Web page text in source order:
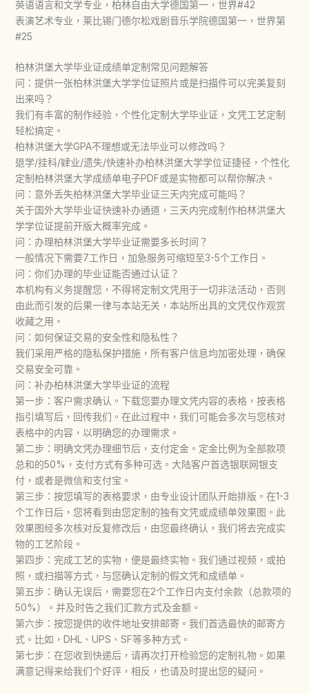
英语语言和文学专业，柏林自由大学德国第一，世界#42
表演艺术专业，莱比锡门德尔松戏剧音乐学院德国第一，世界第
#25
柏林洪堡大学毕业证成绩单定制常见问题解答
问：提供一张柏林洪堡大学学位证照片或是扫描件可以完美复刻
出来吗？
我们有丰富的制作经验，个性化定制大学毕业证，文凭工艺定制
轻松搞定。
柏林洪堡大学GPA不理想或无法毕业可以修改吗？
退学/挂科/肄业/遗失/快速补办柏林洪堡大学学位证捷径，个性化
定制柏林洪堡大学成绩单电子PDF或是实物都可以帮你解决。
问：意外丢失柏林洪堡大学毕业证三天内完成可能吗？
关于国外大学毕业证快速补办通道，三天内完成制作柏林洪堡大
学学位证提前开版大概率完成。
问：办理柏林洪堡大学毕业证需要多长时间？
一般情况下需要7工作日，加急服务可缩短至3-5个工作日。
问：你们办理的毕业证能否通过认证？
本机构有义务提醒您，不得将定制文凭用于一切非法活动，否则
由此而引发的后果一律与本站无关，本站所出具的文凭仅作观赏
收藏之用。
问：如何保证交易的安全性和隐私性？
我们采用严格的隐私保护措施，所有客户信息均加密处理，确保
交易安全可靠。
问：补办柏林洪堡大学毕业证的流程
第一步：客户需求确认。下载您要办理文凭内容的表格，按表格
指引填写后，回传我们。在此过程中，我们可能会多次与您核对
表格中的内容，以明确您的办理需求。
第二步：明确文凭办理细节后，支付定金。定金比例为全部款项
总和的50%，支付方式有多种可选。大陆客户首选银联网银支
付，或者是微信和支付宝。
第三步：按您填写的表格要求，由专业设计团队开始排版。在1-3
个工作日后，您将看到由您定制的独有文凭或成绩单效果图。此
效果图经多次核对反复修改后，由您最终确认，我们将去完成实
物的工艺阶段。
第四步：完成工艺的实物，便是最终实物。我们通过视频，或拍
照，或扫描等方式，与您确认定制的假文凭和成绩单。
第五步：确认无误后，需要您在2个工作日内支付余款（总款项的
50%）。并及时告之我们汇款方式及金额。
第六步：按您提供的收件地址安排邮寄。我们首选最快的邮寄方
式。比如，DHL、UPS、SF等多种方式。
第七步：在您收到快递后，请再次打开检验您的定制礼物。如果
满意记得来给我们个好评，相反，也请及时提出您的疑问。